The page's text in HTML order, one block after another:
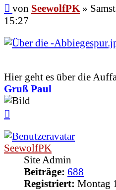
Beitrag
von SeewolfPK »
15:27
Hier geht es über die
Gruß Paul
SeewolfPK
Site Admin
Beiträge: 688
Registriert: Montag